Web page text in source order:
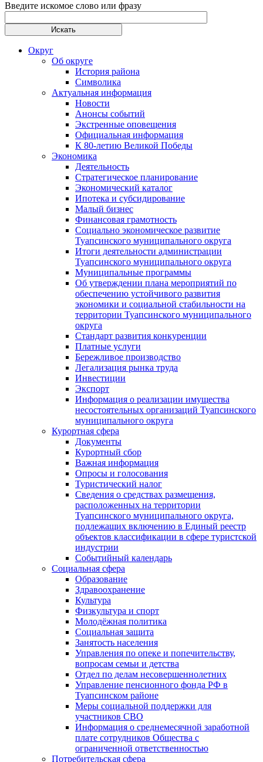
Введите искомое слово или фразу
Округ
Об округе
История района
Символика
Актуальная информация
Новости
Анонсы событий
Экстренные оповещения
Официальная информация
К 80-летию Великой Победы
Экономика
Деятельность
Стратегическое планирование
Экономический каталог
Ипотека и субсидирование
Малый бизнес
Финансовая грамотность
Социально экономическое развитие
Туапсинского муниципального округа
Итоги деятельности администрации
Туапсинского муниципального округа
Муниципальные программы
Об утверждении плана мероприятий по
обеспечению устойчивого развития
экономики и социальной стабильности на
территории Туапсинского муниципального
округа
Стандарт развития конкуренции
Платные услуги
Бережливое производство
Легализация рынка труда
Инвестиции
Экспорт
Информация о реализации имущества
несостоятельных организаций Туапсинского
муниципального округа
Курортная сфера
Документы
Курортный сбор
Важная информация
Опросы и голосования
Туристический налог
Сведения о средствах размещения,
расположенных на территории
Туапсинского муниципального округа,
подлежащих включению в Единый реестр
объектов классификации в сфере туристской
индустрии
Событийный календарь
Социальная сфера
Образование
Здравоохранение
Культура
Физкультура и спорт
Молодёжная политика
Социальная защита
Занятость населения
Управления по опеке и попечительству,
вопросам семьи и детства
Отдел по делам несовершеннолетних
Управление пенсионного фонда РФ в
Туапсинском районе
Меры социальной поддержки для
участников СВО
Информация о среднемесячной заработной
плате сотрудников Общества с
ограниченной ответственностью
Потребительская сфера